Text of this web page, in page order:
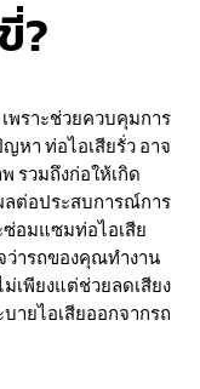
?
พราะช่วยควบคุมการ
หา ท่อไอเสียรั่ว อาจ
รวมถึงก่อให้เกิด
ต่อประสบการณ์การ
อมแซมท่อไอเสีย
ว่ารถของคุณทำงาน
เพียงแต่ช่วยลดเสียง
ายไอเสียออกจากรถ